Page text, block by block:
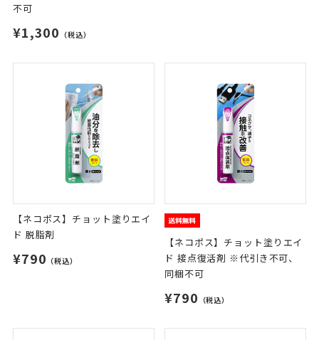
不可
¥1,300 （税込）
【ネコポス】チョット塗りエイ
ド 脱脂剤
¥790 （税込）
【ネコポス】チョット塗りエイ
ド 接点復活剤 ※代引き不可、
同梱不可
¥790 （税込）